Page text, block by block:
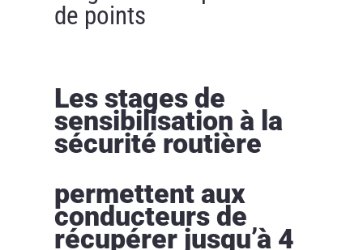
de points
Les stages de
sensibilisation à la
sécurité routière
permettent aux
conducteurs de
récupérer jusqu’à 4